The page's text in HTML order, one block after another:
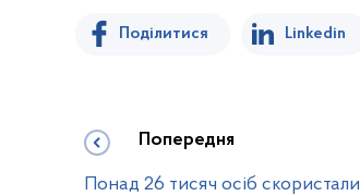
Поділитися Linkedin
Попередня
Понад 26 тисяч осіб